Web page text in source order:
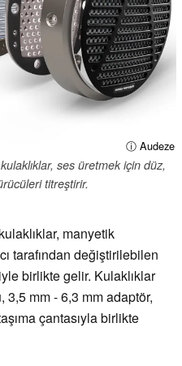
ⓘ Audeze
ses üretmek için düz,
titreştirir.
manyetik
tarafından değiştirilebilen
birlikte gelir. Kulaklıklar
3,5 mm - 6,3 mm adaptör,
çantasıyla birlikte